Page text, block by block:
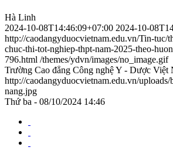
Hà Linh
2024-10-08T14:46:09+07:00 2024-10-
http://caodangyduocvietnam.edu.vn/Tin-tuc/
chuc-thi-tot-nghiep-thpt-nam-2025-theo-
796.html /themes/ydvn/images/no_image.gif
Trường Cao đẳng Công nghệ Y - Dược Việt
http://caodangyduocvietnam.edu.vn/
nang.jpg
Thứ ba - 08/10/2024 14:46